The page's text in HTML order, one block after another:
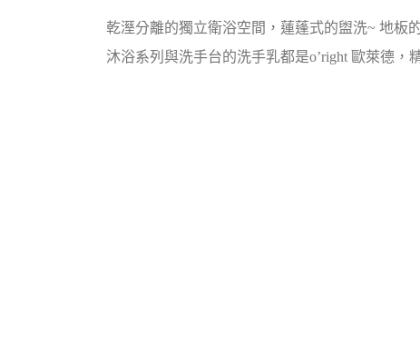
乾溼分離的獨立衛浴空間，蓮蓬式的盥洗~ 地板
沐浴系列與洗手台的洗手乳都是o’right 歐萊德